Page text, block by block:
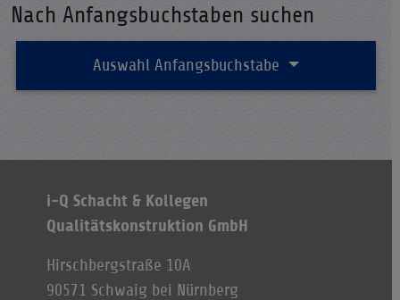
Nach Anfangsbuchstaben suchen
Auswahl Anfangsbuchstabe
i-Q Schacht & Kollegen
Qualitätskonstruktion GmbH
Hirschbergstraße 10A
90571 Schwaig bei Nürnberg